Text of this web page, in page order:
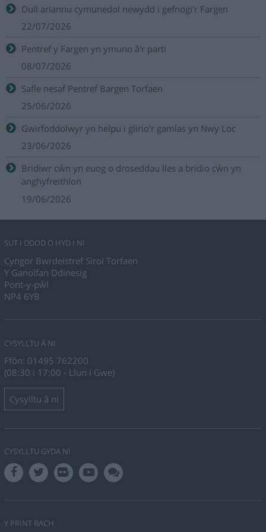
Dull ariannu cymunedol newydd i gefnogi'r Fargen
22/07/2026
Pentref y Fargen yn ymuno â'r parti
08/07/2026
Safle nesaf Pentref Bargen Torfaen
25/06/2026
Gwirfoddolwyr yn helpu i glirio'r gamlas yn Nwy Loc
23/06/2026
Bridiwr cŵn yn euog o droseddau lles a bridio cŵn yn
anghyfreithlon
19/06/2026
SUT I DDOD O HYD I NI
Cyngor Bwrdeistref Sirol Torfaen
Y Ganolfan Ddinesig
Pont-y-pŵl
NP4 6YB
CYSYLLTU Â NI
Ffôn: 01495 762200
(08:30 i 17:00 - Llun i Gwe)
Cysylltu â ni
CYSYLLTU GYDA NI
r
Y PRINT BACH